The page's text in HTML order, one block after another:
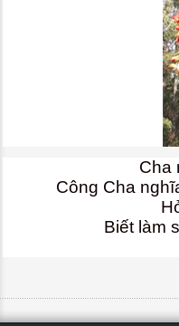
Cha
Công Cha
Biết làm